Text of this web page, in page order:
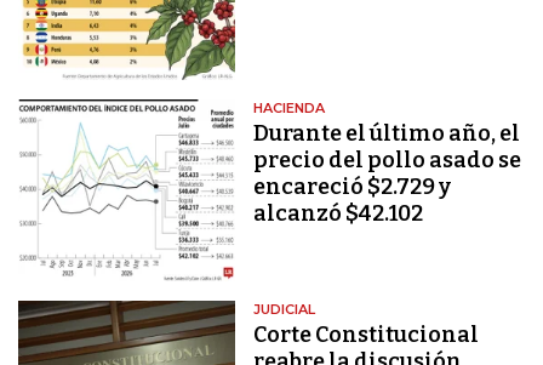
HACIENDA
Durante el último año, el
precio del pollo asado se
encareció $2.729 y
alcanzó $42.102
JUDICIAL
Corte Constitucional